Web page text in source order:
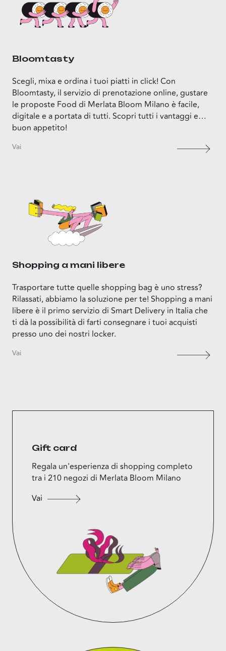
Bloomtasty
Scegli, mixa e ordina i tuoi piatti in click! Con
Bloomtasty, il servizio di prenotazione online, gustare
le proposte Food di Merlata Bloom Milano è facile,
digitale e a portata di tutti. Scopri tutti i vantaggi e…
buon appetito!
Vai
Shopping a mani libere
Trasportare tutte quelle shopping bag è uno stress?
Rilassati, abbiamo la soluzione per te! Shopping a mani
libere è il primo servizio di Smart Delivery in Italia che
ti dà la possibilità di farti consegnare i tuoi acquisti
presso uno dei nostri locker.
Vai
Gift card
Regala un'esperienza di shopping completo
tra i 210 negozi di Merlata Bloom Milano
Vai